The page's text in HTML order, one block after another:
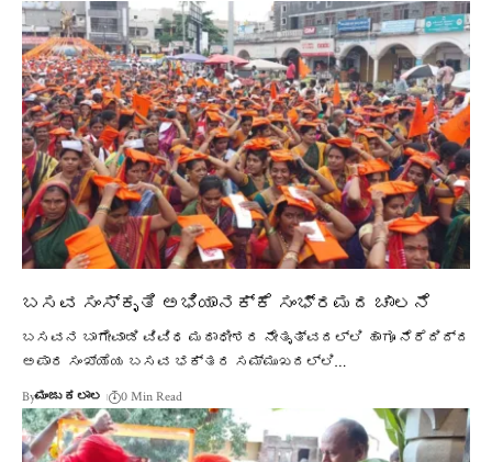
ಬಸವ ಸಂಸ್ಕೃತಿ ಅಭಿಯಾನಕ್ಕೆ ಸಂಭ್ರಮದ ಚಾಲನೆ
ಬಸವನ ಬಾಗೇವಾಡಿ ವಿವಿಧ ಮಠಾಧೀಶರ ನೇತೃತ್ವದಲ್ಲಿ ಹಾಗೂ ನೆರೆದಿದ್ದ
ಅಪಾರ ಸಂಖ್ಯೆಯ ಬಸವ ಭಕ್ತರ ಸಮ್ಮುಖದಲ್ಲಿ…
Byಮಂಜು ಕಲಾಲ 0 Min Read